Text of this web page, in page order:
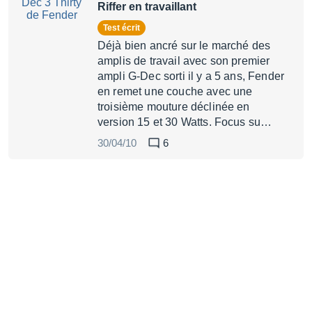
Riffer en travaillant
Test écrit
Déjà bien ancré sur le marché des
amplis de travail avec son premier
ampli G-Dec sorti il y a 5 ans, Fender
en remet une couche avec une
troisième mouture déclinée en
version 15 et 30 Watts. Focus su…
30/04/10
6